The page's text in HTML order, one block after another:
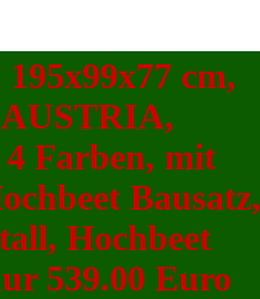
cm,
Farben, mit
Bausatz,
Hochbeet
539.00 Euro